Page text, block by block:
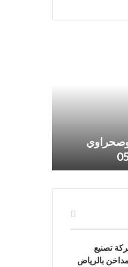
تصنيع
بالرياض